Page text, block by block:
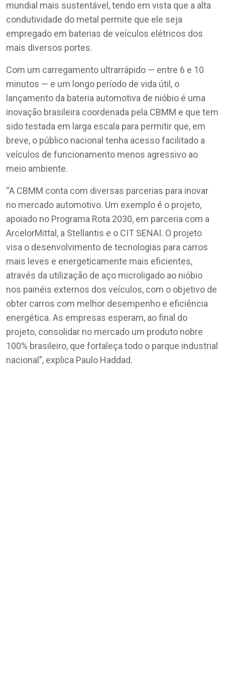
mundial mais sustentável, tendo em vista que a alta
condutividade do metal permite que ele seja
empregado em baterias de veículos elétricos dos
mais diversos portes.
Com um carregamento ultrarrápido — entre 6 e 10
minutos — e um longo período de vida útil, o
lançamento da bateria automotiva de nióbio é uma
inovação brasileira coordenada pela CBMM e que tem
sido testada em larga escala para permitir que, em
breve, o público nacional tenha acesso facilitado a
veículos de funcionamento menos agressivo ao
meio ambiente.
“A CBMM conta com diversas parcerias para inovar
no mercado automotivo. Um exemplo é o projeto,
apoiado no Programa Rota 2030, em parceria com a
ArcelorMittal, a Stellantis e o CIT SENAI. O projeto
visa o desenvolvimento de tecnologias para carros
mais leves e energeticamente mais eficientes,
através da utilização de aço microligado ao nióbio
nos painéis externos dos veículos, com o objetivo de
obter carros com melhor desempenho e eficiência
energética. As empresas esperam, ao final do
projeto, consolidar no mercado um produto nobre
100% brasileiro, que fortaleça todo o parque industrial
nacional”, explica Paulo Haddad.